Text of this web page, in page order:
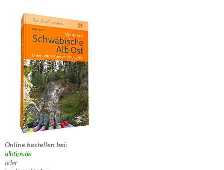
Online bestellen bei:
albtips.de
oder